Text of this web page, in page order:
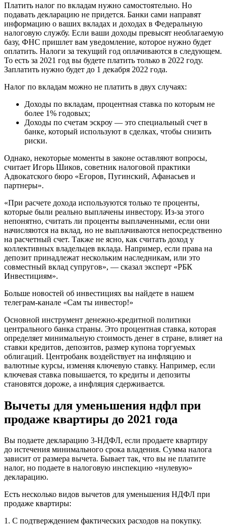
Платить налог по вкладам нужно самостоятельно. Но
подавать декларацию не придется. Банки сами направят
информацию о ваших вкладах и доходах в Федеральную
налоговую службу. Если ваши доходы превысят необлагаемую
базу, ФНС пришлет вам уведомление, которое нужно будет
оплатить. Налоги за текущий год оплачиваются в следующем.
То есть за 2021 год вы будете платить только в 2022 году.
Заплатить нужно будет до 1 декабря 2022 года.
Налог по вкладам можно не платить в двух случаях:
Доходы по вкладам, процентная ставка по которым не
более 1% годовых;
Доходы по счетам эскроу — это специальный счет в
банке, который используют в сделках, чтобы снизить
риски.
Однако, некоторые моменты в законе оставляют вопросы,
считает Игорь Шиков, советник налоговой практики
Адвокатского бюро «Егоров, Пугинский, Афанасьев и
партнеры».
«При расчете дохода используются только те проценты,
которые были реально выплачены инвестору. Из-за этого
непонятно, считать ли проценты выплаченными, если они
начисляются на вклад, но не выплачиваются непосредственно
на расчетный счет. Также не ясно, как считать доход у
коллективных владельцев вклада. Например, если права на
депозит принадлежат нескольким наследникам, или это
совместный вклад супругов», — сказал эксперт «РБК
Инвестициям».
Больше новостей об инвестициях вы найдете в нашем
телеграм-канале «Сам ты инвестор!»
Основной инструмент денежно-кредитной политики
центрального банка страны. Это процентная ставка, которая
определяет минимальную стоимость денег в стране, влияет на
ставки кредитов, депозитов, размер купона торгуемых
облигаций. Центробанк воздействует на инфляцию и
валютные курсы, изменяя ключевую ставку. Например, если
ключевая ставка повышается, то кредиты и депозиты
становятся дороже, а инфляция сдерживается.
Вычеты для уменьшения ндфл при
продаже квартиры до 2021 года
Вы подаете декларацию 3-НДФЛ, если продаете квартиру
до истечения минимального срока владения. Сумма налога
зависит от размера вычета. Бывает так, что вы не платите
налог, но подаете в налоговую инспекцию «нулевую»
декларацию.
Есть несколько видов вычетов для уменьшения НДФЛ при
продаже квартиры:
1. С подтверждением фактических расходов на покупку.